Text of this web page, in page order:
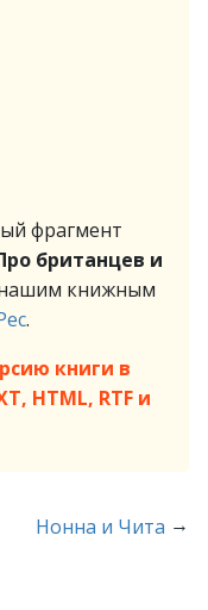
фрагмент
британцев и
нашим книжным
.
книги в
HTML, RTF и
Нонна и Чита →